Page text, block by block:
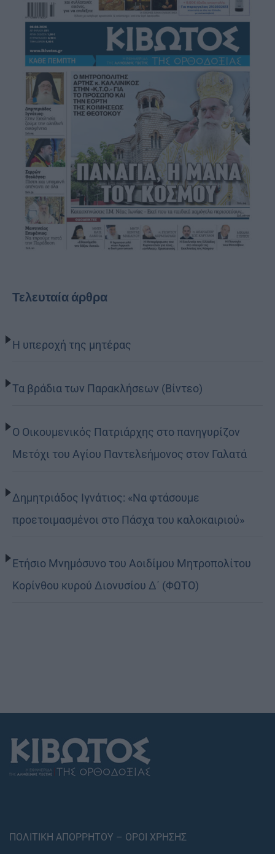
Τελευταία άρθρα
Η υπεροχή της μητέρας
Τα βράδια των Παρακλήσεων (Βίντεο)
Ο Οικουμενικός Πατριάρχης στο πανηγυρίζον
Μετόχι του Αγίου Παντελεήμονος στον Γαλατά
Δημητριάδος Ιγνάτιος: «Να φτάσουμε
προετοιμασμένοι στο Πάσχα του καλοκαιριού»
Ετήσιο Μνημόσυνο του Αοιδίμου Μητροπολίτου
Κορίνθου κυρού Διονυσίου Δ΄ (ΦΩΤΟ)
ΠΟΛΙΤΙΚΗ ΑΠΟΡΡΗΤΟΥ – ΟΡΟΙ ΧΡΗΣΗΣ